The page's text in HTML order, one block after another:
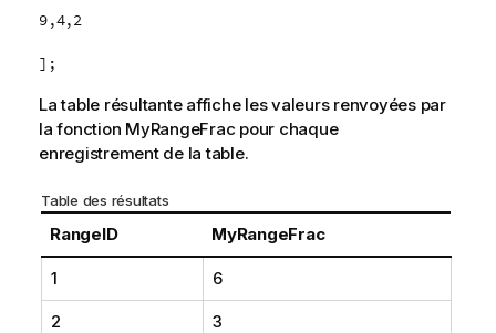
9,4,2
];
La table résultante affiche les valeurs renvoyées par
la fonction MyRangeFrac pour chaque
enregistrement de la table.
Table des résultats
RangeID MyRangeFrac
1 6
2 3